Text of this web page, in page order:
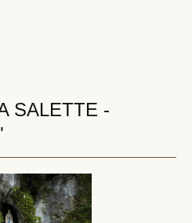
SALETTE -